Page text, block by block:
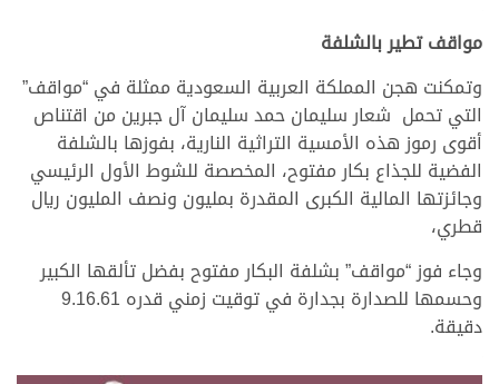
مواقف تطير بالشلفة
وتمكنت هجن المملكة العربية السعودية ممثلة في “مواقف”
التي تحمل شعار سليمان حمد سليمان آل جبرين من اقتناص
أقوى رموز هذه الأمسية التراثية النارية، بفوزها بالشلفة
الفضية للجذاع بكار مفتوح، المخصصة للشوط الأول الرئيسي
وجائزتها المالية الكبرى المقدرة بمليون ونصف المليون ريال
قطري،
وجاء فوز “مواقف” بشلفة البكار مفتوح بفضل تألقها الكبير
وحسمها للصدارة بجدارة في توقيت زمني قدره 9.16.61
دقيقة.